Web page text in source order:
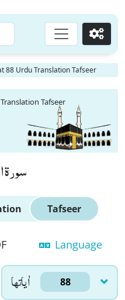
Go
88 Urdu Translation Tafseer
Tafseer
Tafseer
Language
اٰياتها 88